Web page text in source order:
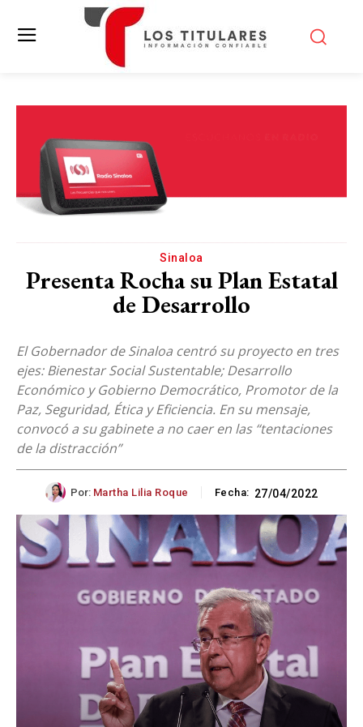
Sinaloa
Presenta Rocha su Plan Estatal
de Desarrollo
El Gobernador de Sinaloa centró su proyecto en tres
ejes: Bienestar Social Sustentable; Desarrollo
Económico y Gobierno Democrático, Promotor de la
Paz, Seguridad, Ética y Eficiencia. En su mensaje,
convocó a su gabinete a no caer en las “tentaciones
de la distracción”
Por: Martha Lilia Roque Fecha: 27/04/2022